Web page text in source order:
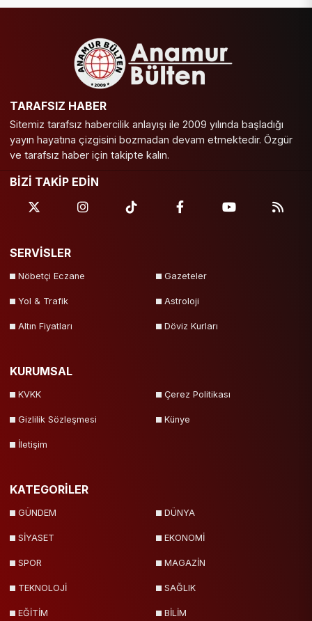
TARAFSIZ HABER
Sitemiz tarafsız habercilik anlayışı ile 2009 yılında başladığı
yayın hayatına çizgisini bozmadan devam etmektedir. Özgür
ve tarafsız haber için takipte kalın.
BİZİ TAKİP EDİN
SERVİSLER
Nöbetçi Eczane Gazeteler
Yol & Trafik Astroloji
Altın Fiyatları Döviz Kurları
KURUMSAL
KVKK Çerez Politikası
Gizlilik Sözleşmesi Künye
İletişim
KATEGORİLER
GÜNDEM DÜNYA
SİYASET EKONOMİ
SPOR MAGAZİN
TEKNOLOJİ SAĞLIK
EĞİTİM BİLİM